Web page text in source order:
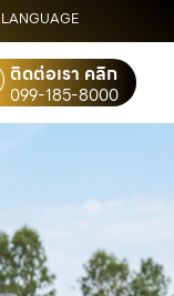
LANGUAGE
ติดต่อเรา คลิก
099-185-8000